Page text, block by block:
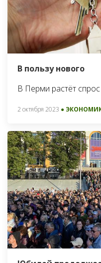
В пользу нового
В Перми растёт
2 октября 2023 ●